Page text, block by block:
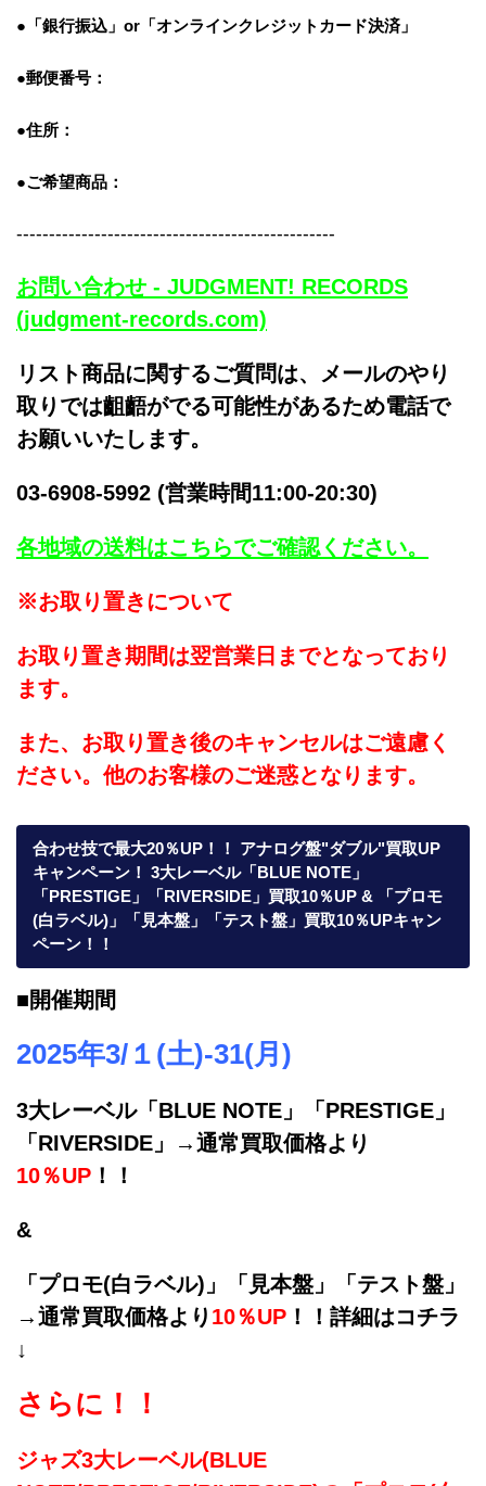
●「銀行振込」or「オンラインクレジットカード決済」
●郵便番号：
●住所：
●ご希望商品：
-------------------------------------------------
お問い合わせ - JUDGMENT! RECORDS
(judgment-records.com)
リスト商品に関するご質問は、メールのやり
取りでは齟齬がでる可能性があるため電話で
お願いいたします。
03-6908-5992 (営業時間11:00-20:30)
各地域の送料はこちらでご確認ください。
※お取り置きについて
お取り置き期間は翌営業日までとなっており
ます。
また、お取り置き後のキャンセルはご遠慮く
ださい。他のお客様のご迷惑となります。
合わせ技で最大20％UP！！ アナログ盤"ダブル"買取UP
キャンペーン！ 3大レーベル「BLUE NOTE」
「PRESTIGE」「RIVERSIDE」買取10％UP & 「プロモ
(白ラベル)」「見本盤」「テスト盤」買取10％UPキャン
ペーン！！
■開催期間
2025年3/１(土)-31(月)
3大レーベル「BLUE NOTE」「PRESTIGE」
「RIVERSIDE」→通常買取価格より
10％UP ！！
&
「プロモ(白ラベル)」「見本盤」「テスト盤」
→通常買取価格より 10％UP ！！詳細はコチラ
↓
さらに！！
ジャズ3大レーベル(BLUE